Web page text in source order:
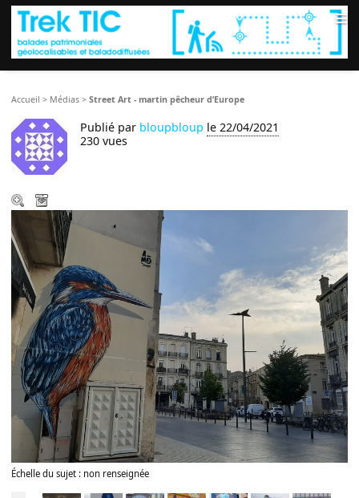
≡
Accueil > Médias >Street Art - martin pêcheur d’Europe
Publié par bloupbloup le 22/04/2021
230 vues
Échelle du sujet : non renseignée